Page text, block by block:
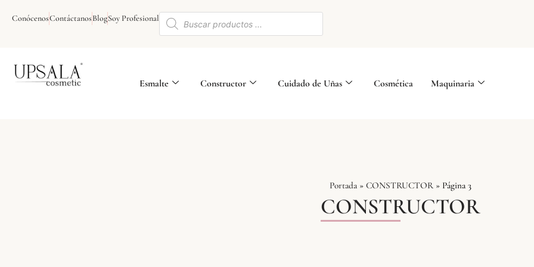
ConócenosContáctanosBlogSoy Profesional Búsqueda
Esmalte Constructor Cuidado de Uñas Cosmética Maquinaria
Portada » CONSTRUCTOR» Página 3
CONSTRUCTOR